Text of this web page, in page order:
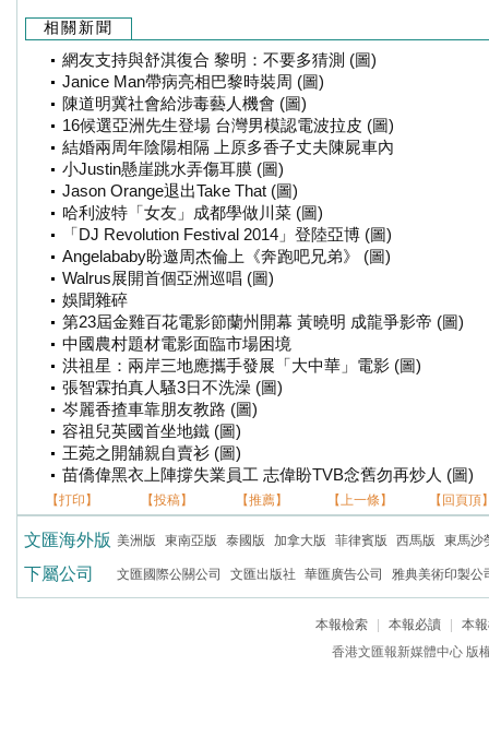
相關新聞
網友支持與舒淇復合 黎明：不要多猜測 (圖)
Janice Man帶病亮相巴黎時裝周 (圖)
陳道明冀社會給涉毒藝人機會 (圖)
16候選亞洲先生登場 台灣男模認電波拉皮 (圖)
結婚兩周年陰陽相隔 上原多香子丈夫陳屍車內
小Justin懸崖跳水弄傷耳膜 (圖)
Jason Orange退出Take That (圖)
哈利波特「女友」成都學做川菜 (圖)
「DJ Revolution Festival 2014」登陸亞博 (圖)
Angelababy盼邀周杰倫上《奔跑吧兄弟》 (圖)
Walrus展開首個亞洲巡唱 (圖)
娛聞雜碎
第23屆金雞百花電影節蘭州開幕 黃曉明 成龍爭影帝 (圖)
中國農村題材電影面臨市場困境
洪祖星：兩岸三地應攜手發展「大中華」電影 (圖)
張智霖拍真人騷3日不洗澡 (圖)
岑麗香揸車靠朋友教路 (圖)
容祖兒英國首坐地鐵 (圖)
王菀之開舖親自賣衫 (圖)
苗僑偉黑衣上陣撐失業員工 志偉盼TVB念舊勿再炒人 (圖)
【打印】 【投稿】 【推薦】 【上一條】 【回頁頂
文匯海外版 美洲版 東南亞版 泰國版 加拿大版 菲律賓版 西馬版 東馬沙
下屬公司 文匯國際公關公司 文匯出版社 華匯廣告公司 雅典美術印製公
本報檢索 本報必讀
本
香港文匯報新媒體中心 版